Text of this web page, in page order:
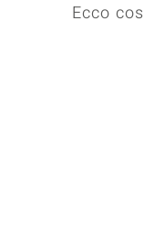
Ecco